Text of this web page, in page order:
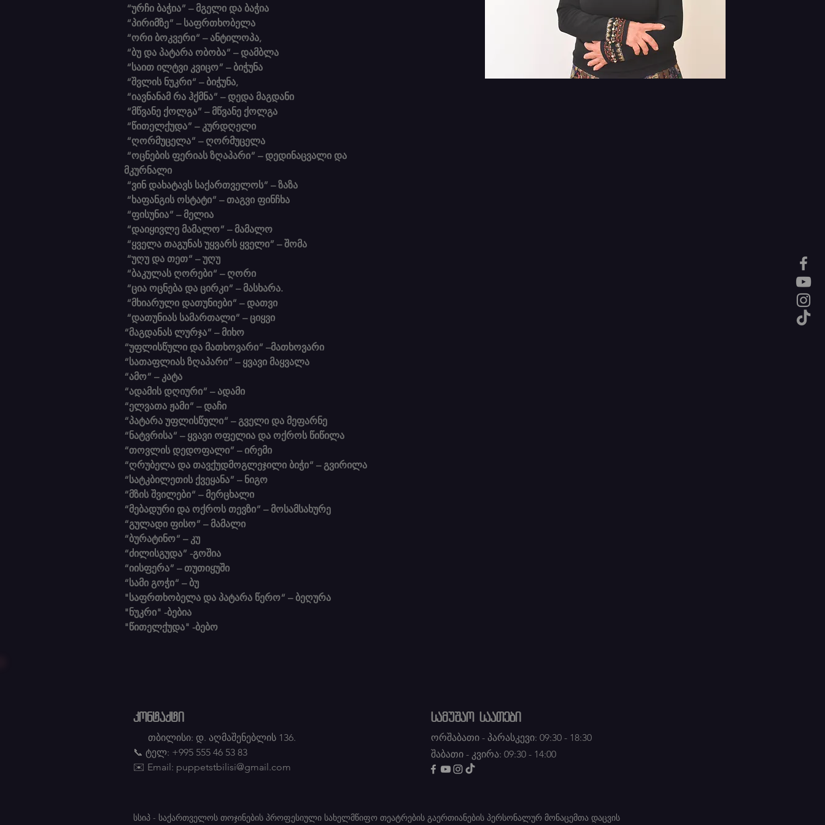
“ურჩი ბაჭია” – მგელი და ბაჭია
“პირიმზე” – საფრთხობელა
“ორი ბოკვერი“ – ანტილოპა,
“ბუ და პატარა ობობა” – დამბლა
“საით ილტვი კვიცო” – ბიჭუნა
“შვლის ნუკრი“ – ბიჭუნა,
“იავნანამ რა ჰქმნა” – დედა მაგდანი
“მწვანე ქოლგა” – მწვანე ქოლგა
“წითელქუდა” – კურდღელი
“ღორმუცელა” – ღორმუცელა
მკურნალი
“ვინ დახატავს საქართველოს” – ზაზა
“ხაფანგის ოსტატი” – თაგვი ფინჩხა
“ფისუნია” – მელია
“დაიყივლე მამალო” – მამალო
“ყველა თაგუნას უყვარს ყველი” – შომა
“უღუ და თეთ“ – უღუ
“ბაკულას ღორები“ – ღორი
“ცია ოცნება და ცირკი” – მასხარა.
“მხიარული დათუნიები” – დათვი
“დათუნიას სამართალი” – ციყვი
“მაგდანას ლურჯა” – მიხო
“უფლისწული და მათხოვარი“ –მათხოვარი
“სათაფლიას ზღაპარი” – ყვავი მაყვალა
“ამო” – კატა
“ადამის დღიური” – ადამი
“ელვათა ჟამი” – დაჩი
“პატარა უფლისწული“ – გველი და მეფარნე
“ნატვრისა“ – ყვავი ოფელია და ოქროს წიწილა
“თოვლის დედოფალი” – ირემი
“ღრუბელა და თავქუდმოგლეჯილი ბიჭი“ – გვირილა
“სატკბილეთის ქვეყანა” – ნიგო
“მზის შვილები“ – მერცხალი
“მებადური და ოქროს თევზი” – მოსამსახურე
“გულადი ფისო” – მამალი
“ბურატინო“ – კუ
“ძილისგუდა” -გოშია
“იისფერა” – თუთიყუში
“სამი გოჭი“ – ბუ
"საფრთხობელა და პატარა წერო“ – ბეღურა
"ნუკრი" -ბებია
"წითელქუდა" -ბებო
კონტაქტი
თბილისი: დ. აღმაშენებლის 136.
📞 ტელ: +995 555 46 53 83
✉️ Email: puppetstbilisi@gmail.com
სამუშაო საათები
ორშაბათი - პარასკევი: 09:30 - 18:30
შაბათი - კვირა: 09:30 - 14:00
სსიპ - საქართველოს თოჯინების პროფესიული სახელმწიფო თეატრების გაერთიანების პერსონალურ მონაცემთა დაცვის